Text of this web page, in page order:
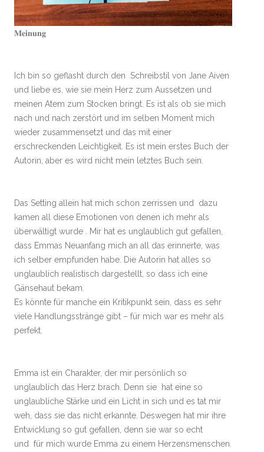
𝐌𝐞𝐢𝐧𝐮𝐧𝐠
Ich bin so geflasht durch den Schreibstil von Jane Aiven
und liebe es, wie sie mein Herz zum Aussetzen und
meinen Atem zum Stocken bringt. Es ist als ob sie mich
nach und nach zerstört und im selben Moment mich
wieder zusammensetzt und das mit einer
erschreckenden Leichtigkeit. Es ist mein erstes Buch der
Autorin, aber es wird nicht mein letztes Buch sein.
Das Setting allein hat mich schon zerrissen und dazu
kamen all diese Emotionen von denen ich mehr als
überwältigt wurde . Mir hat es unglaublich gut gefallen,
dass Emmas Neuanfang mich an all das erinnerte, was
ich selber empfunden habe. Die Autorin hat alles so
unglaublich realistisch dargestellt, so dass ich eine
Gänsehaut bekam.
Es könnte für manche ein Kritikpunkt sein, dass es sehr
viele Handlungsstränge gibt – für mich war es mehr als
perfekt.
Emma ist ein Charakter, der mir persönlich so
unglaublich das Herz brach. Denn sie hat eine so
unglaubliche Stärke und ein Licht in sich und es tat mir
weh, dass sie das nicht erkannte. Deswegen hat mir ihre
Entwicklung so gut gefallen, denn sie war so echt
und für mich wurde Emma zu einem Herzensmenschen.